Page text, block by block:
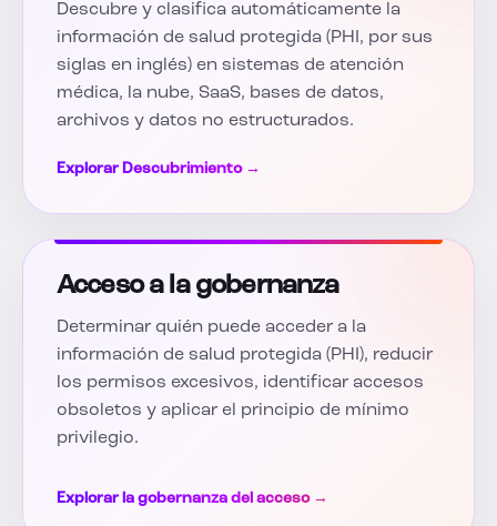
Descubre y clasifica automáticamente la
información de salud protegida (PHI, por sus
siglas en inglés) en sistemas de atención
médica, la nube, SaaS, bases de datos,
archivos y datos no estructurados.
Explorar Descubrimiento →
Acceso a la gobernanza
Determinar quién puede acceder a la
información de salud protegida (PHI), reducir
los permisos excesivos, identificar accesos
obsoletos y aplicar el principio de mínimo
privilegio.
Explorar la gobernanza del acceso →